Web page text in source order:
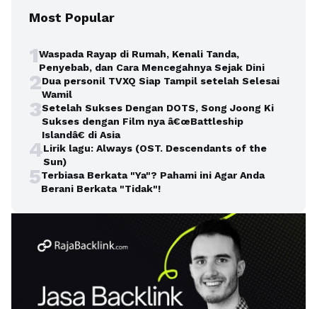
Most Popular
1Waspada Rayap di Rumah, Kenali Tanda,
Penyebab, dan Cara Mencegahnya Sejak Dini
2Dua personil TVXQ Siap Tampil setelah Selesai
Wamil
3Setelah Sukses Dengan DOTS, Song Joong Ki
Sukses dengan Film nya â€œBattleship
Islandâ€ di Asia
4Lirik lagu: Always (OST. Descendants of the
Sun)
5Terbiasa Berkata "Ya"? Pahami ini Agar Anda
Berani Berkata "Tidak"!